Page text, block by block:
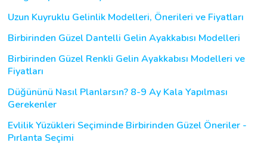
Uzun Kuyruklu Gelinlik Modelleri, Önerileri ve Fiyatları
Birbirinden Güzel Dantelli Gelin Ayakkabısı Modelleri
Birbirinden Güzel Renkli Gelin Ayakkabısı Modelleri ve
Fiyatları
Düğününü Nasıl Planlarsın? 8-9 Ay Kala Yapılması
Gerekenler
Evlilik Yüzükleri Seçiminde Birbirinden Güzel Öneriler -
Pırlanta Seçimi